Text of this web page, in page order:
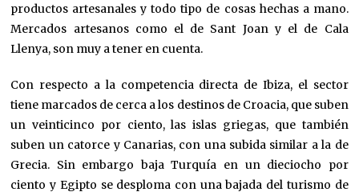
productos artesanales y todo tipo de cosas hechas a mano.
Mercados artesanos como el de Sant Joan y el de Cala
Llenya, son muy a tener en cuenta.
Con respecto a la competencia directa de Ibiza, el sector
tiene marcados de cerca a los destinos de Croacia, que suben
un veinticinco por ciento, las islas griegas, que también
suben un catorce y Canarias, con una subida similar a la de
Grecia. Sin embargo baja Turquía en un dieciocho por
ciento y Egipto se desploma con una bajada del turismo de